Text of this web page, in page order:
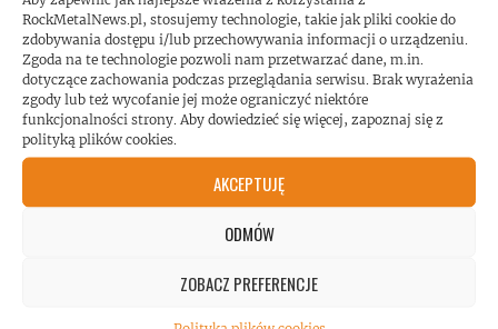
RockMetalNews.pl, stosujemy technologie, takie jak pliki cookie do
zdobywania dostępu i/lub przechowywania informacji o urządzeniu.
Zgoda na te technologie pozwoli nam przetwarzać dane, m.in.
dotyczące zachowania podczas przeglądania serwisu. Brak wyrażenia
zgody lub też wycofanie jej może ograniczyć niektóre
funkcjonalności strony. Aby dowiedzieć się więcej, zapoznaj się z
polityką plików cookies.
AKCEPTUJĘ
ODMÓW
ZOBACZ PREFERENCJE
MUZYKĄ, BY DOSTARCZAĆ
WAM NAJLEPSZE TREŚCI
VIDEO
RockMetalNews TV to ogólny dział, w którym
różnych serii. Znajdziecie tu zarówno minidokumenty,